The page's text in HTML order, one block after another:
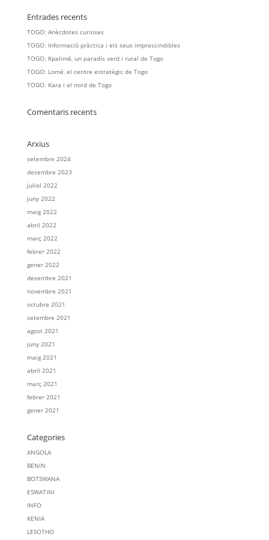
Entrades recents
TOGO: Anècdotes curioses
TOGO: Informació pràctica i els seus imprescindibles
TOGO: Kpalimé, un paradís verd i rural de Togo
TOGO: Lomé, el centre estratègic de Togo
TOGO: Kara i el nord de Togo
Comentaris recents
Arxius
setembre 2024
desembre 2023
juliol 2022
juny 2022
maig 2022
abril 2022
març 2022
febrer 2022
gener 2022
desembre 2021
novembre 2021
octubre 2021
setembre 2021
agost 2021
juny 2021
maig 2021
abril 2021
març 2021
febrer 2021
gener 2021
Categories
ANGOLA
BENIN
BOTSWANA
ESWATINI
INFO
KENIA
LESOTHO